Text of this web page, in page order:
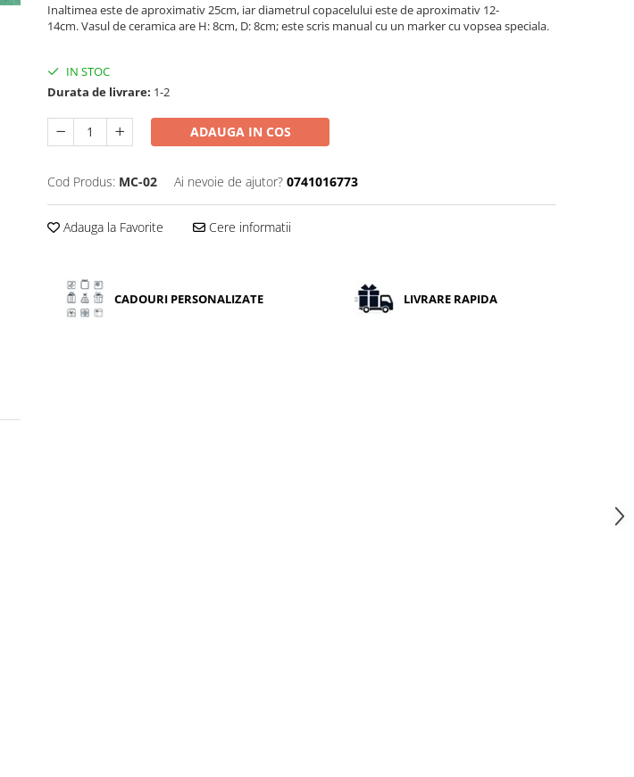
Inaltimea este de aproximativ 25cm, iar diametrul copacelului este de aproximativ 12-
14cm. Vasul de ceramica are H: 8cm, D: 8cm; este scris manual cu un marker cu vopsea speciala.
IN STOC
Durata de livrare: 1-2
ADAUGA IN COS
Cod Produs: MC-02 Ai nevoie de ajutor? 0741016773
Adauga la Favorite Cere informatii
CADOURI PERSONALIZATE LIVRARE RAPIDA